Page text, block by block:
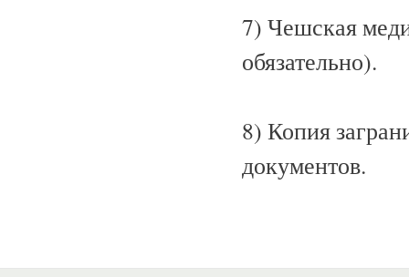
7) Чешская
обязательно).
8) Копия
документов.